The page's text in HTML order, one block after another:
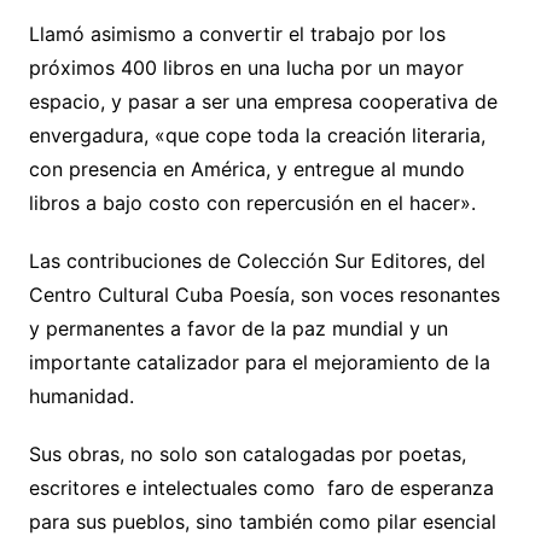
Llamó asimismo a convertir el trabajo por los
próximos 400 libros en una lucha por un mayor
espacio, y pasar a ser una empresa cooperativa de
envergadura, «que cope toda la creación literaria,
con presencia en América, y entregue al mundo
libros a bajo costo con repercusión en el hacer».
Las contribuciones de Colección Sur Editores, del
Centro Cultural Cuba Poesía, son voces resonantes
y permanentes a favor de la paz mundial y un
importante catalizador para el mejoramiento de la
humanidad.
Sus obras, no solo son catalogadas por poetas,
escritores e intelectuales como faro de esperanza
para sus pueblos, sino también como pilar esencial